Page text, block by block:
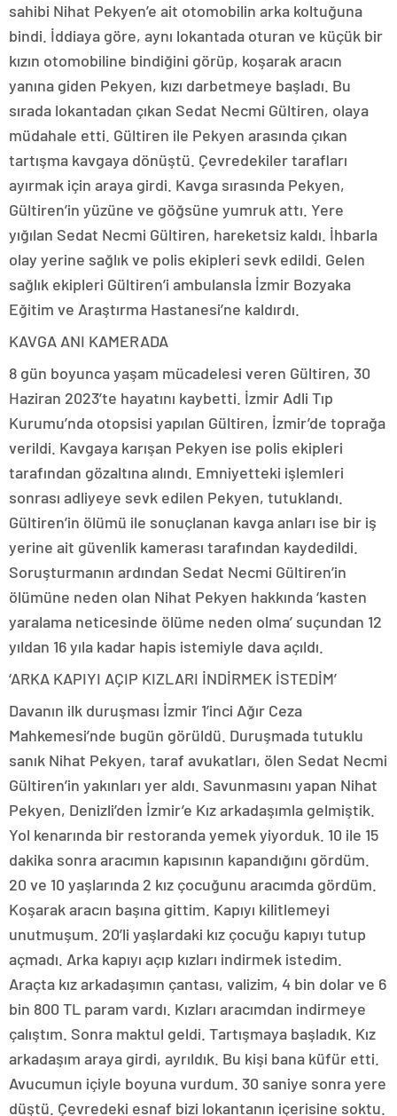
sahibi Nihat Pekyen’e ait otomobilin arka koltuğuna
bindi. İddiaya göre, aynı lokantada oturan ve küçük bir
kızın otomobiline bindiğini görüp, koşarak aracın
yanına giden Pekyen, kızı darbetmeye başladı. Bu
sırada lokantadan çıkan Sedat Necmi Gültiren, olaya
müdahale etti. Gültiren ile Pekyen arasında çıkan
tartışma kavgaya dönüştü. Çevredekiler tarafları
ayırmak için araya girdi. Kavga sırasında Pekyen,
Gültiren’in yüzüne ve göğsüne yumruk attı. Yere
yığılan Sedat Necmi Gültiren, hareketsiz kaldı. İhbarla
olay yerine sağlık ve polis ekipleri sevk edildi. Gelen
sağlık ekipleri Gültiren’i ambulansla İzmir Bozyaka
Eğitim ve Araştırma Hastanesi’ne kaldırdı.
KAVGA ANI KAMERADA
8 gün boyunca yaşam mücadelesi veren Gültiren, 30
Haziran 2023’te hayatını kaybetti. İzmir Adli Tıp
Kurumu’nda otopsisi yapılan Gültiren, İzmir’de toprağa
verildi. Kavgaya karışan Pekyen ise polis ekipleri
tarafından gözaltına alındı. Emniyetteki işlemleri
sonrası adliyeye sevk edilen Pekyen, tutuklandı.
Gültiren’in ölümü ile sonuçlanan kavga anları ise bir iş
yerine ait güvenlik kamerası tarafından kaydedildi.
Soruşturmanın ardından Sedat Necmi Gültiren’in
ölümüne neden olan Nihat Pekyen hakkında ‘kasten
yaralama neticesinde ölüme neden olma’ suçundan 12
yıldan 16 yıla kadar hapis istemiyle dava açıldı.
‘ARKA KAPIYI AÇIP KIZLARI İNDİRMEK İSTEDİM’
Davanın ilk duruşması İzmir 1’inci Ağır Ceza
Mahkemesi’nde bugün görüldü. Duruşmada tutuklu
sanık Nihat Pekyen, taraf avukatları, ölen Sedat Necmi
Gültiren’in yakınları yer aldı. Savunmasını yapan Nihat
Pekyen, Denizli’den İzmir’e Kız arkadaşımla gelmiştik.
Yol kenarında bir restoranda yemek yiyorduk. 10 ile 15
dakika sonra aracımın kapısının kapandığını gördüm.
20 ve 10 yaşlarında 2 kız çocuğunu aracımda gördüm.
Koşarak aracın başına gittim. Kapıyı kilitlemeyi
unutmuşum. 20’li yaşlardaki kız çocuğu kapıyı tutup
açmadı. Arka kapıyı açıp kızları indirmek istedim.
Araçta kız arkadaşımın çantası, valizim, 4 bin dolar ve 6
bin 800 TL param vardı. Kızları aracımdan indirmeye
çalıştım. Sonra maktul geldi. Tartışmaya başladık. Kız
arkadaşım araya girdi, ayrıldık. Bu kişi bana küfür etti.
Avucumun içiyle boyuna vurdum. 30 saniye sonra yere
düştü. Çevredeki esnaf bizi lokantanın içerisine soktu.